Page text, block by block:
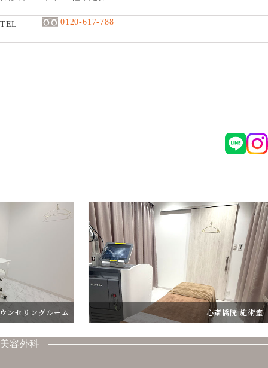
TEL 0120-617-788
ルーム 心斎橋院 施術室
美容外科